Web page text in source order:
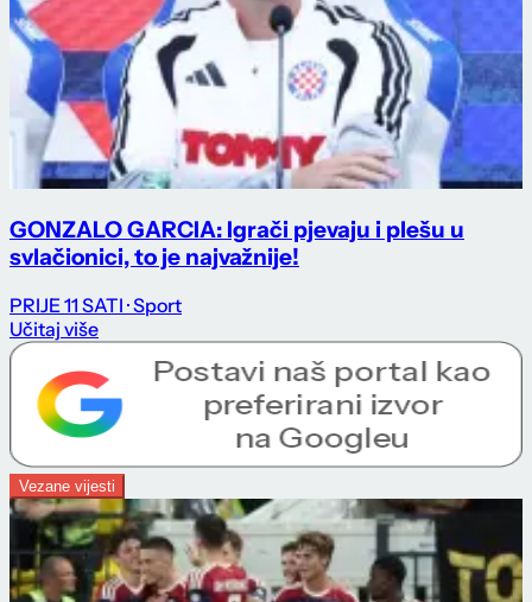
GONZALO GARCIA: Igrači pjevaju i plešu u
svlačionici, to je najvažnije!
PRIJE 11 SATI · Sport
Učitaj više
Vezane vijesti